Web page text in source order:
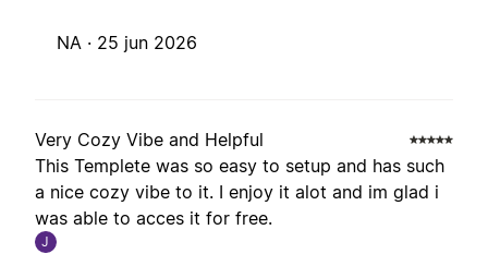
NA · 25 jun 2026
Very Cozy Vibe and Helpful
This Templete was so easy to setup and has such
a nice cozy vibe to it. I enjoy it alot and im glad i
was able to acces it for free.
J